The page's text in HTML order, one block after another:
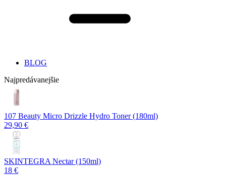
BLOG
Najpredávanejšie
107 Beauty Micro Drizzle Hydro Toner (180ml)
29,90 €
SKINTEGRA Nectar (150ml)
18 €